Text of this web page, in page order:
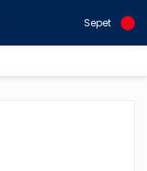
Sepet